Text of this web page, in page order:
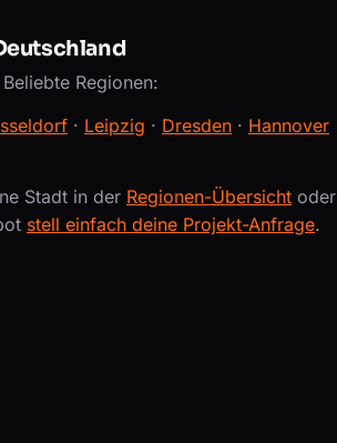
Regionen:
· Leipzig · Dresden · Hannover
Stadt in der Regionen-Übersicht oder
stell einfach deine Projekt-Anfrage.